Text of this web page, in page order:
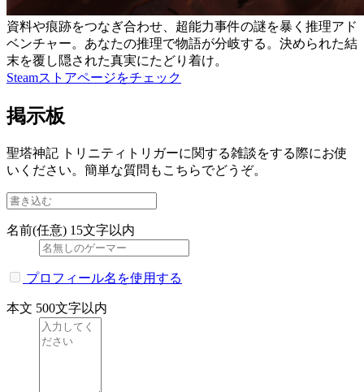
資料や痕跡をつなぎ合わせ、超能力事件の謎を暴く推理アド
ベンチャー。あなたの推理で物語が分岐する。決められた結
末を覆し隠された真実にたどり着け。
Steamストアページをチェック
掲示板
聖塔神記 トリニティトリガーに関する雑談をする際にお使
いください。簡単な質問もこちらでどうぞ。
名前(任意) 15文字以内
プロフィール名を使用する
本文 500文字以内